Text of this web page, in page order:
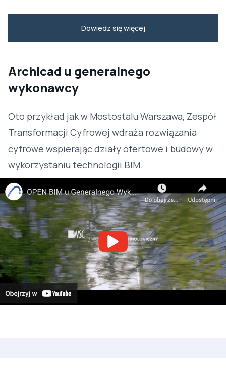
Dowiedz się więcej
Archicad u generalnego
wykonawcy
Oto przykład jak w Mostostalu Warszawa, Zespół
Transformacji Cyfrowej wdraża rozwiązania
cyfrowe wspierając działy ofertowe i budowy w
wykorzystaniu technologii BIM.